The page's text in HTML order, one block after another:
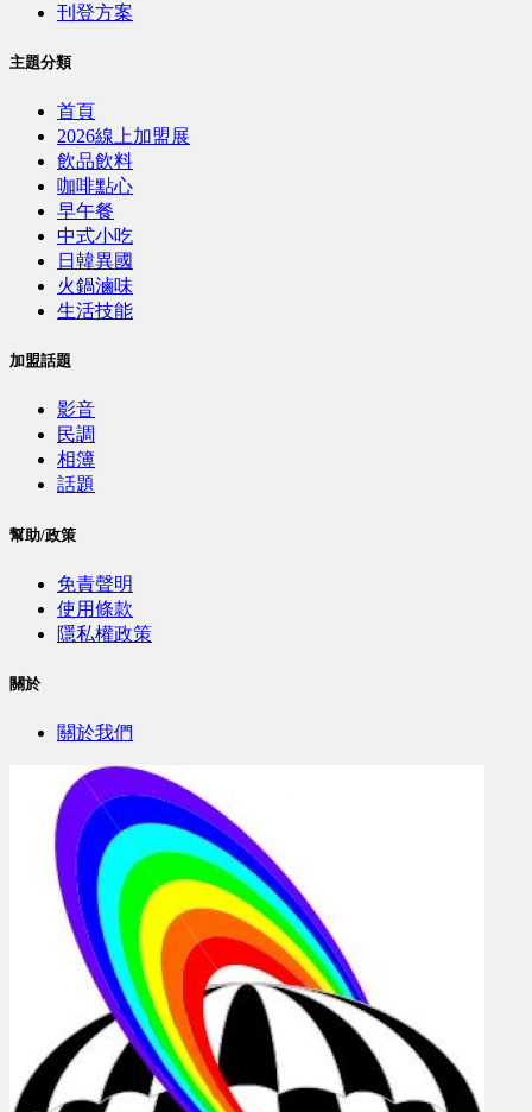
刊登方案
主題分類
首頁
2026線上加盟展
飲品飲料
咖啡點心
早午餐
中式小吃
日韓異國
火鍋滷味
生活技能
加盟話題
影音
民調
相簿
話題
幫助/政策
免責聲明
使用條款
隱私權政策
關於
關於我們